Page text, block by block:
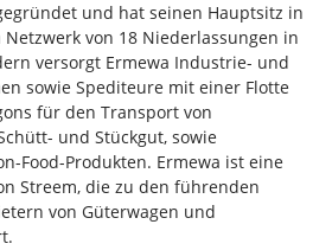
und hat seinen Hauptsitz in
von 18 Niederlassungen in
versorgt Ermewa Industrie- und
sowie Spediteure mit einer Flotte
für den Transport von
und Stückgut, sowie
Food-Produkten. Ermewa ist eine
Streem, die zu den führenden
von Güterwagen und